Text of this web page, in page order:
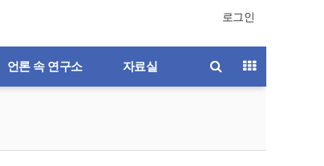
로그인
언론 속 연구소 자료실